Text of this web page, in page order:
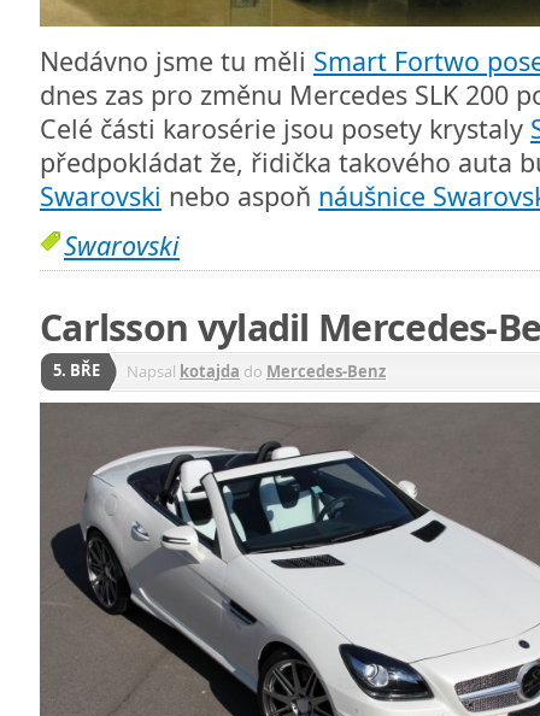
Nedávno jsme tu měli Smart Fortwo
dnes zas pro změnu Mercedes SLK 200
Celé části karosérie jsou posety krystaly
předpokládat že, řidička takového auta
Swarovski nebo aspoň náušnice
Swarovski
Carlsson vyladil Mercedes-
5. BŘE Napsal kotajda do Mercedes-Benz